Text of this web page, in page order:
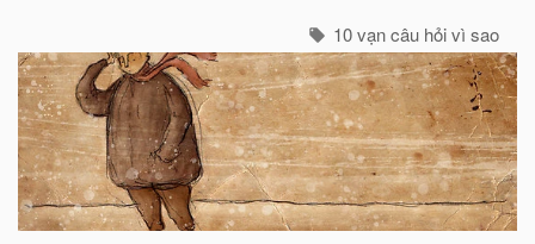
10 vạn câu hỏi vì sao